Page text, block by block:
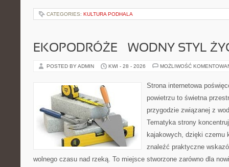
CATEGORIES: KULTURA PODHALA
EKOPODRÓŻE – WODNY STYL
POSTED BY ADMIN KWI - 28 - 2026 MOŻLIWOŚĆ
Strona internetowa
powietrzu to świetna
przygodzie związanej z
Tematyka strony
kajakowych, dzięki czemu
znaleźć praktyczne
wolnego czasu nad rzeką. To miejsce stworzone zarówno dla